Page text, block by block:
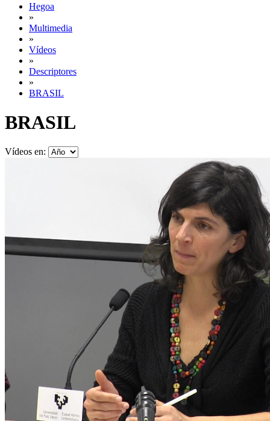
Hegoa
»
Multimedia
»
Vídeos
»
Descriptores
»
BRASIL
BRASIL
Vídeos en: